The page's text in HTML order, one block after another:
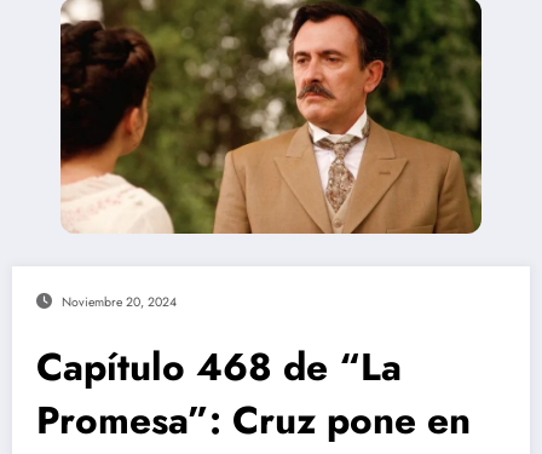
Noviembre 20, 2024
Capítulo 468 de “La
Promesa”: Cruz pone en